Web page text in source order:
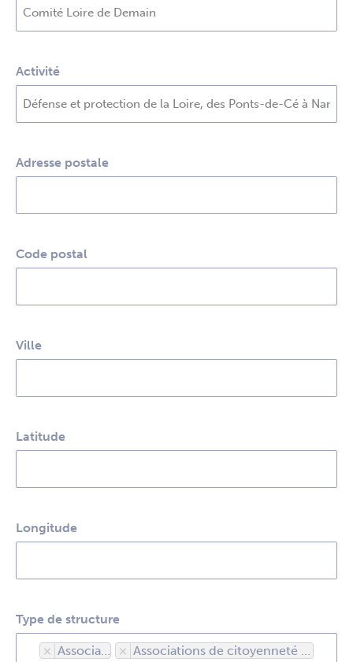
Activité
Adresse postale
Code postal
Ville
Latitude
Longitude
Type de structure
× Associations × Associations de citoyenneté et cadre de vie